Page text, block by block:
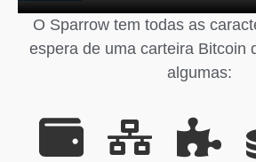
O Sparrow tem todas as
espera de uma carteira Bitcoin
algumas: